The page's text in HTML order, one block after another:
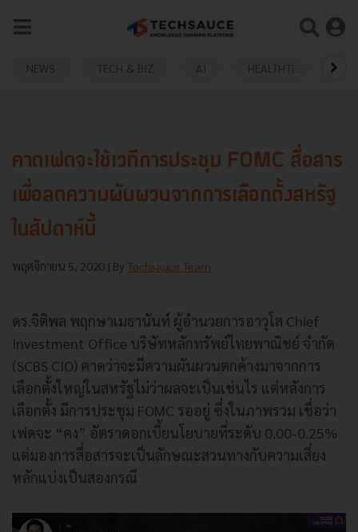
NEWS TECH & BIZ AI HEALTHTECH
คาดเฟดจะใช้เวทีการประชุม FOMC สื่อสาร
เพื่อลดความผันผวนจากการเลือกตั้งสหรัฐ
ในสัปดาห์นี้
พฤศจิกายน 5, 2020 | By Techsauce Team
ดร.จิติพล พฤกษาเมธานันท์ ผู้อำนวยการอาวุโส Chief
Investment Office บริษัทหลักทรัพย์ไทยพาณิชย์ จำกัด
(SCBS CIO) คาดว่าจะมีความผันผวนตกค้างมาจากการ
เลือกตั้งใหญ่ในสหรัฐไม่ว่าผลจะเป็นเช่นไร แต่หลังการ
เลือกตั้ง มีการประชุม FOMC รออยู่ ซึ่งในภาพรวม เชื่อว่า
เฟดจะ “คง” อัตราดอกเบี้ยนโยบายที่ระดับ 0.00-0.25%
แต่มองการสื่อสารจะเป็นลักษณะสวนทางกับความเสี่ยง
หลักแบ่งเป็นสองกรณี